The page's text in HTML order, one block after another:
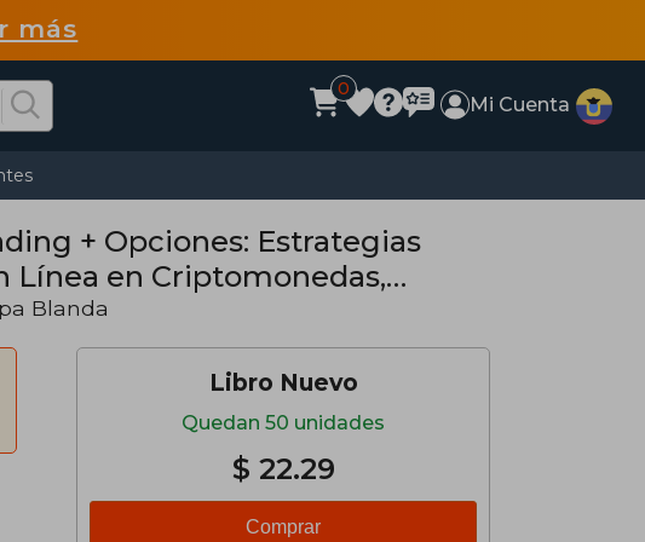
más
0
Mi Cuenta
+ Opciones: Estrategias
Línea en Criptomonedas,
y Futuros. (2) (Trading
Blanda
Libro Nuevo
Quedan 50 unidades
$ 22.29
Comprar